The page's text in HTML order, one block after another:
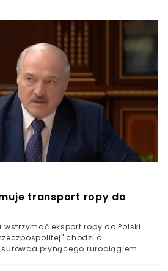
transport ropy do
wstrzymać eksport ropy do Polski.
chodzi o
płynącego rurociągiem